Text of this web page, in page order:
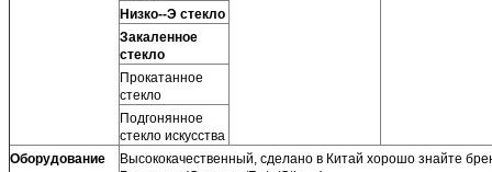
Низко--Э стекло
Закаленное
стекло
Прокатанное
стекло
Подгонянное
стекло искусства
Оборудование
Высококачественный, сделано в Китай хорошо знайте